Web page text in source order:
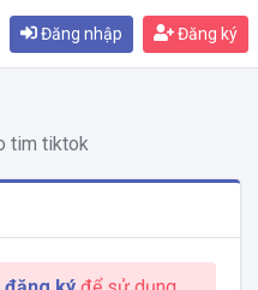
Đăng nhập Đăng ký
tim tiktok